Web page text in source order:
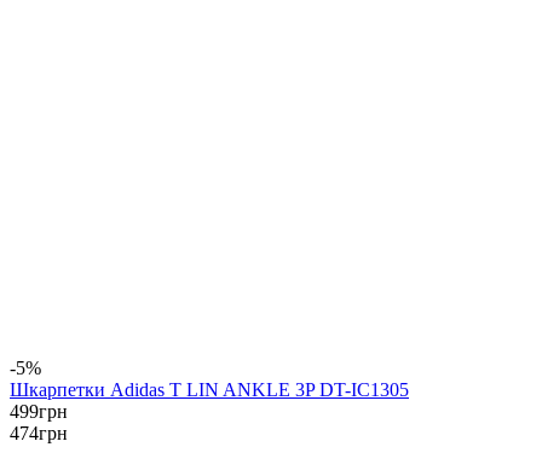
-5%
Шкарпетки Adidas T LIN ANKLE 3P DT-IC1305
499грн
474грн